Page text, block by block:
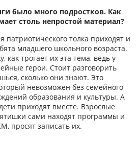
было много подростков. Как
столь непростой материал?
толка приходят и
младшего школьного возраста.
трогает их эта тема, ведь у
герои. Стоит разговорить
сколько они знают. Это
невозможен без семейного
образования и культуры. А
приходят вместе. Взрослые
сами находят программы и
просят записать их.